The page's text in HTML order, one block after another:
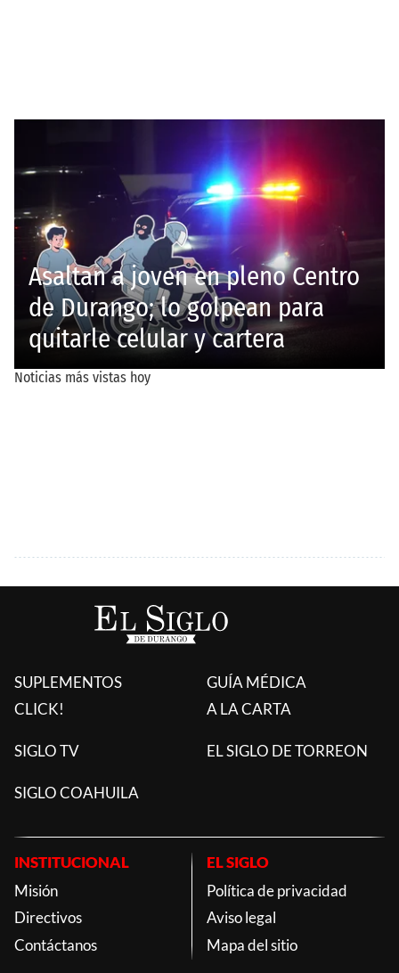
SUPLEMENTOS
CLICK!
GUÍA MÉDICA
A LA CARTA
SIGLO TV EL SIGLO DE TORREON
SIGLO COAHUILA
INSTITUCIONAL
Misión
Directivos
Contáctanos
EL SIGLO
Política de privacidad
Aviso legal
Mapa del sitio